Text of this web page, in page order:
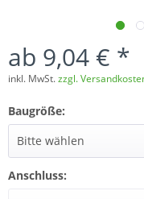
ab 9,04 € *
inkl. MwSt.zzgl.
Baugröße:
Anschluss: